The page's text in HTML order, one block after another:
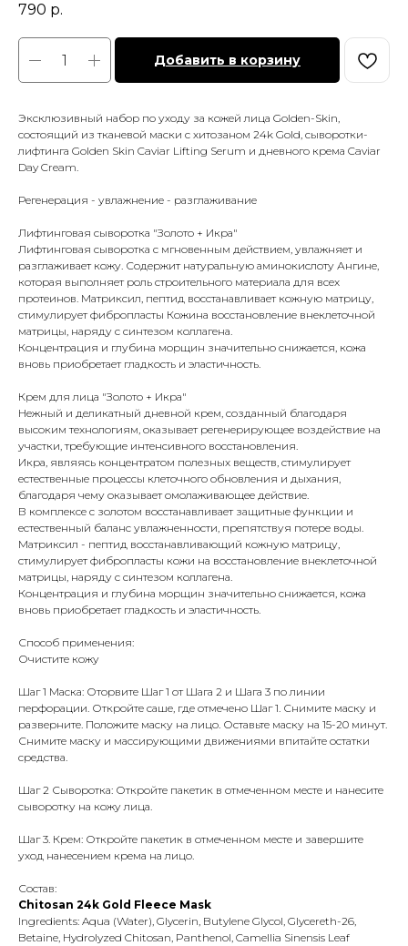
790 р.
Добавить в корзину
Эксклюзивный набор по уходу за кожей лица Golden-Skin,
состоящий из тканевой маски с хитозаном 24k Gold, сыворотки-
лифтинга Golden Skin Caviar Lifting Serum и дневного крема Caviar
Day Cream.
Регенерация - увлажнение - разглаживание
Лифтинговая сыворотка "Золото + Икра"
Лифтинговая сыворотка с мгновенным действием, увлажняет и
разглаживает кожу. Содержит натуральную аминокислоту Ангине,
которая выполняет роль строительного материала для всех
протеинов. Матриксил, пептид восстанавливает кожную матрицу,
стимулирует фибропласты Кожина восстановление внеклеточной
матрицы, наряду с синтезом коллагена.
Концентрация и глубина морщин значительно снижается, кожа
вновь приобретает гладкость и эластичность.
Крем для лица "Золото + Икра"
Нежный и деликатный дневной крем, созданный благодаря
высоким технологиям, оказывает регенерирующее воздействие на
участки, требующие интенсивного восстановления.
Икра, являясь концентратом полезных веществ, стимулирует
естественные процессы клеточного обновления и дыхания,
благодаря чему оказывает омолаживающее действие.
В комплексе с золотом восстанавливает защитные функции и
естественный баланс увлажненности, препятствуя потере воды.
Матриксил - пептид восстанавливающий кожную матрицу,
стимулирует фибропласты кожи на восстановление внеклеточной
матрицы, наряду с синтезом коллагена.
Концентрация и глубина морщин значительно снижается, кожа
вновь приобретает гладкость и эластичность.
Способ применения:
Очистите кожу
Шаг 1 Маска: Оторвите Шаг 1 от Шага 2 и Шага 3 по линии
перфорации. Откройте саше, где отмечено Шаг 1. Снимите маску и
разверните. Положите маску на лицо. Оставьте маску на 15-20 минут.
Снимите маску и массирующими движениями впитайте остатки
средства.
Шаг 2 Сыворотка: Откройте пакетик в отмеченном месте и нанесите
сыворотку на кожу лица.
Шаг 3. Крем: Откройте пакетик в отмеченном месте и завершите
уход нанесением крема на лицо.
Состав:
Chitosan 24k Gold Fleece Mask
Ingredients: Aqua (Water), Glycerin, Butylene Glycol, Glycereth-26,
Betaine, Hydrolyzed Chitosan, Panthenol, Camellia Sinensis Leaf